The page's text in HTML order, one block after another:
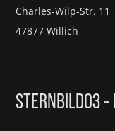
Charles-Wilp-Str. 11
47877 Willich
STERNBILD03 -